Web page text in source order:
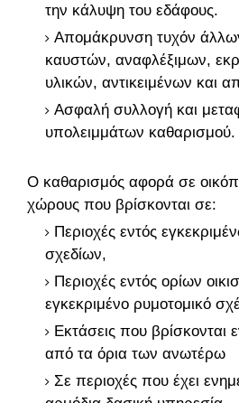
την κάλυψη του εδάφους.
Απομάκρυνση τυχόν
καυστών, αναφλέξιμων,
υλικών, αντικειμένων και
Ασφαλή συλλογή και
υπολειμμάτων καθαρισμού.
Ο καθαρισμός αφορά σε
χώρους που βρίσκονται σε:
Περιοχές εντός
σχεδίων,
Περιοχές εντός ορίων
εγκεκριμένο ρυμοτομικό
Εκτάσεις που βρίσκονται
από τα όρια των ανωτέρω
Σε περιοχές που έχει